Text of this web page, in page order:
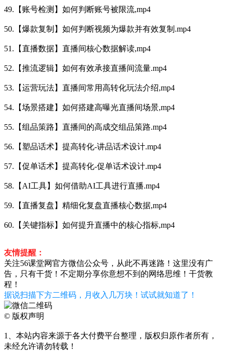
49.【账号检测】如何判断账号被限流,mp4
50.【爆款复制】如何判断视频为爆款并有效复制.mp4
51.【直播数据】直播间核心数据解读,mp4
52.【推流逻辑】如何有效承接直播间流量.mp4
53.【运营玩法】直播间常用高转化玩法介绍,mp4
54.【场景搭建】如何搭建高曝光直播间场景,mp4
55.【组品策路】直播间的高成交组品策路.mp4
56.【塑品话术】提高转化-讲品话术设计.mp4
57.【促单话术】提高转化-促单话术设计.mp4
58.【AI工具】如何借助AI工具进行直播.mp4
59.【直播复盘】精细化复盘直播核心数据,mp4
60.【关键指标】如何提升直播中的核心指标,mp4
友情提醒：
关注56课堂网官方微信公众号，从此不再迷路！这里没有广
告，只有干货！不定期分享你意想不到的网络思维！干货教
程！
据说扫描下方二维码，月收入几万块！试试就知道了！
© 版权声明
1、本站内容来源于各大付费平台整理，版权归原作者所有，
未经允许请勿转载！